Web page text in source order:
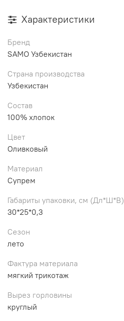
Характеристики
Бренд
SAMO Узбекистан
Страна производства
Узбекистан
Состав
100% хлопок
Цвет
Оливковый
Материал
Супрем
Габариты упаковки, см (Дл*Ш*В)
30*25*0,3
Сезон
лето
Фактура материала
мягкий трикотаж
Вырез горловины
круглый